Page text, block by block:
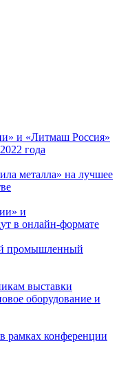
и «Литмаш Россия»
года
металла» на лучшее
и
в онлайн-формате
промышленный
выставки
оборудование и
рамках конференции